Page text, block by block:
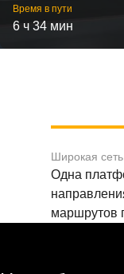
Время в пути
6 ч 34 мин
Широкая сеть
Одна
маршрутов